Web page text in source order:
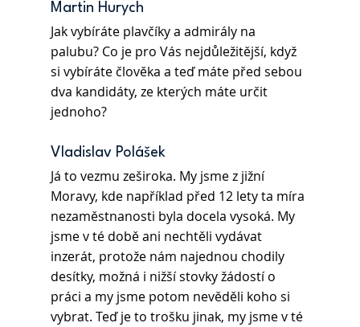
Martin Hurych
Jak vybíráte plavčíky a admirály na
palubu? Co je pro Vás nejdůležitější, když
si vybíráte člověka a teď máte před sebou
dva kandidáty, ze kterých máte určit
jednoho?
Vladislav Polášek
Já to vezmu zeširoka. My jsme z jižní
Moravy, kde například před 12 lety ta míra
nezaměstnanosti byla docela vysoká. My
jsme v té době ani nechtěli vydávat
inzerát, protože nám najednou chodily
desítky, možná i nižší stovky žádostí o
práci a my jsme potom nevěděli koho si
vybrat. Teď je to trošku jinak, my jsme v té